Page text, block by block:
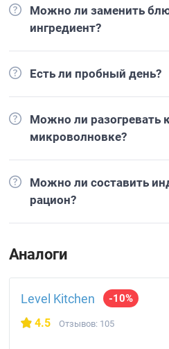
Можно ли заменить
ингредиент?
Есть ли пробный день?
Можно ли разогревать
микроволновке?
Можно ли составить
рацион?
Аналоги
Level Kitchen -10%
4.5 Отзывов: 105